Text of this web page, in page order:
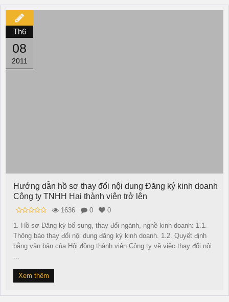
Th6
08
2011
Hướng dẫn hồ sơ thay đổi nội dung Đăng ký kinh doanh
Công ty TNHH Hai thành viên trở lên
1636 0
0
1. Hồ sơ Đăng ký bổ sung, thay đổi ngành, nghề kinh doanh: 1.1.
Thông báo thay đổi nội dung đăng ký kinh doanh. 1.2. Quyết định
bằng văn bản của Hội đồng thành viên Công ty về việc thay đổi nội
...
Xem thêm